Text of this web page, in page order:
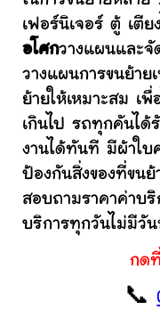
เฟอร์นิเจอร์ ตู้ เตี
อโศกวางแผนและจั
วางแผนการขนย้าย
ย้ายให้เหมาะสม เพื่
เกินไป รถทุกคันได้
งานได้ทันที มีผ้าใ
ป้องกันสิ่งของที่ขน
สอบถามราคาค่าบ
บริการทุกวันไม่มีวั
กด
📞